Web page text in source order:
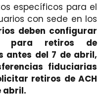
específicos para el
con sede en los
deben configurar
para retiros de
antes del 7 de abril,
fiduciarias
retiros de ACH
abril.